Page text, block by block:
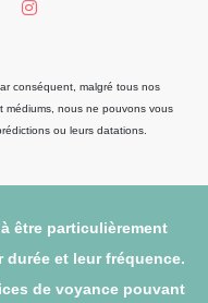
conséquent, malgré tous nos
médiums, nous ne pouvons vous
ou leurs datations.
être particulièrement
et leur fréquence.
de voyance pouvant